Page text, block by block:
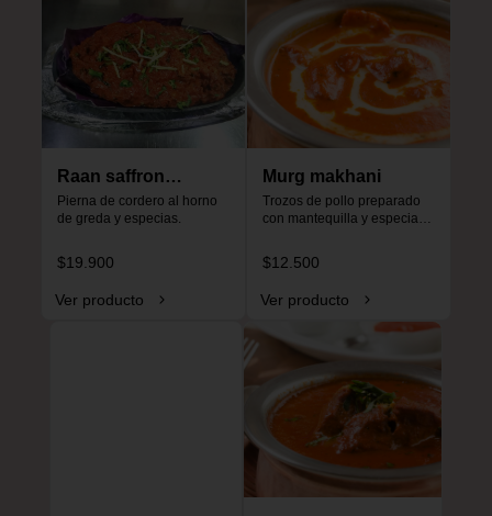
Raan saffron
special
Pierna de cordero al horno
de greda y especias.
$19.900
Ver producto
Murg makhani
Trozos de pollo preparado
con mantequilla y especias,
picante.
$12.500
Ver producto